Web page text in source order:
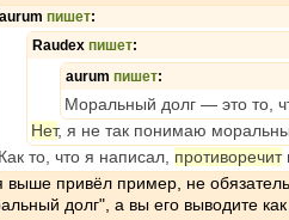
aurum пишет:
Raudex пишет:
aurum пишет:
Моральный долг — это то,
Нет, я не так понимаю
Как то, что я написал, противоречит
выше привёл пример, не
долг", а вы его выводите